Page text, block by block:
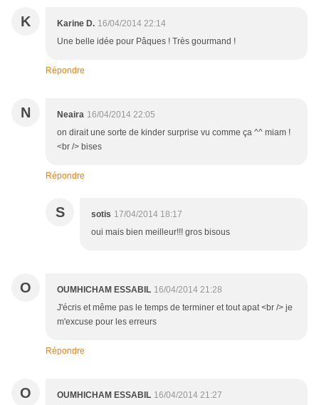
K Karine D. 16/04/2014 22:14
Une belle idée pour Pâques ! Très gourmand !
Répondre
N Neaira 16/04/2014 22:05
on dirait une sorte de kinder surprise vu comme ça ^^ miam !
<br /> bises
Répondre
S sotis 17/04/2014 18:17
oui mais bien meilleur!!! gros bisous
O OUMHICHAM ESSABIL 16/04/2014 21:28
J'écris et même pas le temps de terminer et tout apat <br /> je
m'excuse pour les erreurs
Répondre
O OUMHICHAM ESSABIL 16/04/2014 21:27